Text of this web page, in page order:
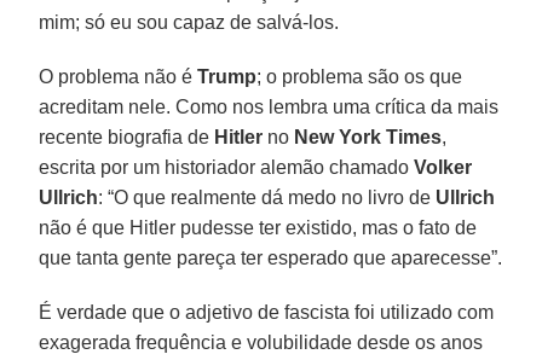
mim; só eu sou capaz de salvá-los.
O problema não éTrump; o problema são os que
acreditam nele. Como nos lembra uma crítica da mais
recente biografia de Hitler no New York Times,
escrita por um historiador alemão chamadoVolker
Ullrich: “O que realmente dá medo no livro de Ullrich
não é que Hitler pudesse ter existido, mas o fato de
que tanta gente pareça ter esperado que aparecesse”.
É verdade que o adjetivo de fascista foi utilizado com
exagerada frequência e volubilidade desde os anos